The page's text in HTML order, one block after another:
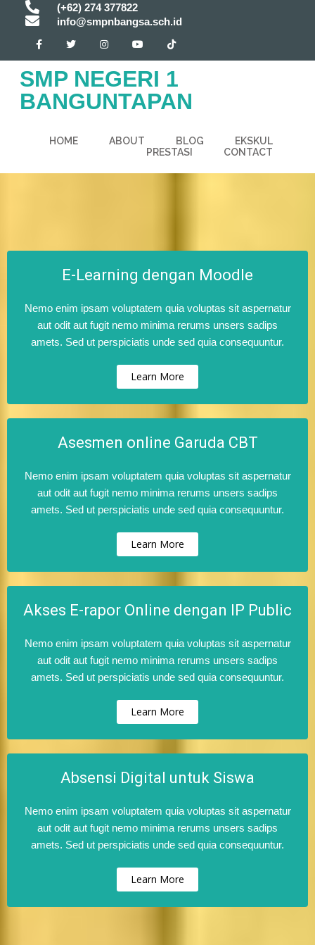
(+62) 274 377822
info@smpnbangsa.sch.id
SMP NEGERI 1
BANGUNTAPAN
HOME ABOUT BLOG
EKSKUL
PRESTASI
CONTACT
E-Learning dengan Moodle
Nemo enim ipsam voluptatem quia voluptas sit aspernatur
aut odit aut fugit nemo minima rerums unsers sadips
amets. Sed ut perspiciatis unde sed quia consequuntur.
Learn More
Asesmen online Garuda CBT
Nemo enim ipsam voluptatem quia voluptas sit aspernatur
aut odit aut fugit nemo minima rerums unsers sadips
amets. Sed ut perspiciatis unde sed quia consequuntur.
Learn More
Akses E-rapor Online dengan IP Public
Nemo enim ipsam voluptatem quia voluptas sit aspernatur
aut odit aut fugit nemo minima rerums unsers sadips
amets. Sed ut perspiciatis unde sed quia consequuntur.
Learn More
Absensi Digital untuk Siswa
Nemo enim ipsam voluptatem quia voluptas sit aspernatur
aut odit aut fugit nemo minima rerums unsers sadips
amets. Sed ut perspiciatis unde sed quia consequuntur.
Learn More